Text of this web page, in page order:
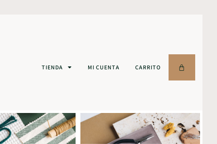
TIENDA MI CUENTA CARRITO